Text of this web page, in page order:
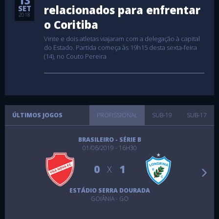
SET
2018
relacionados para enfrentar
o Coritiba
Vinte e dois atletas viajaram com a delegação à capital
do Estado. Partida começa às 19h15 desta sexta-feira
(14), no Couto Pereira
ÚLTIMOS JOGOS PROFISSIONAL SUB-19 SUB-17
BRASILEIRO - SÉRIE B
01/06/2019 - 16H30
0 X 1
ESTÁDIO SERRA DOURADA
GOIÂNIA - GO